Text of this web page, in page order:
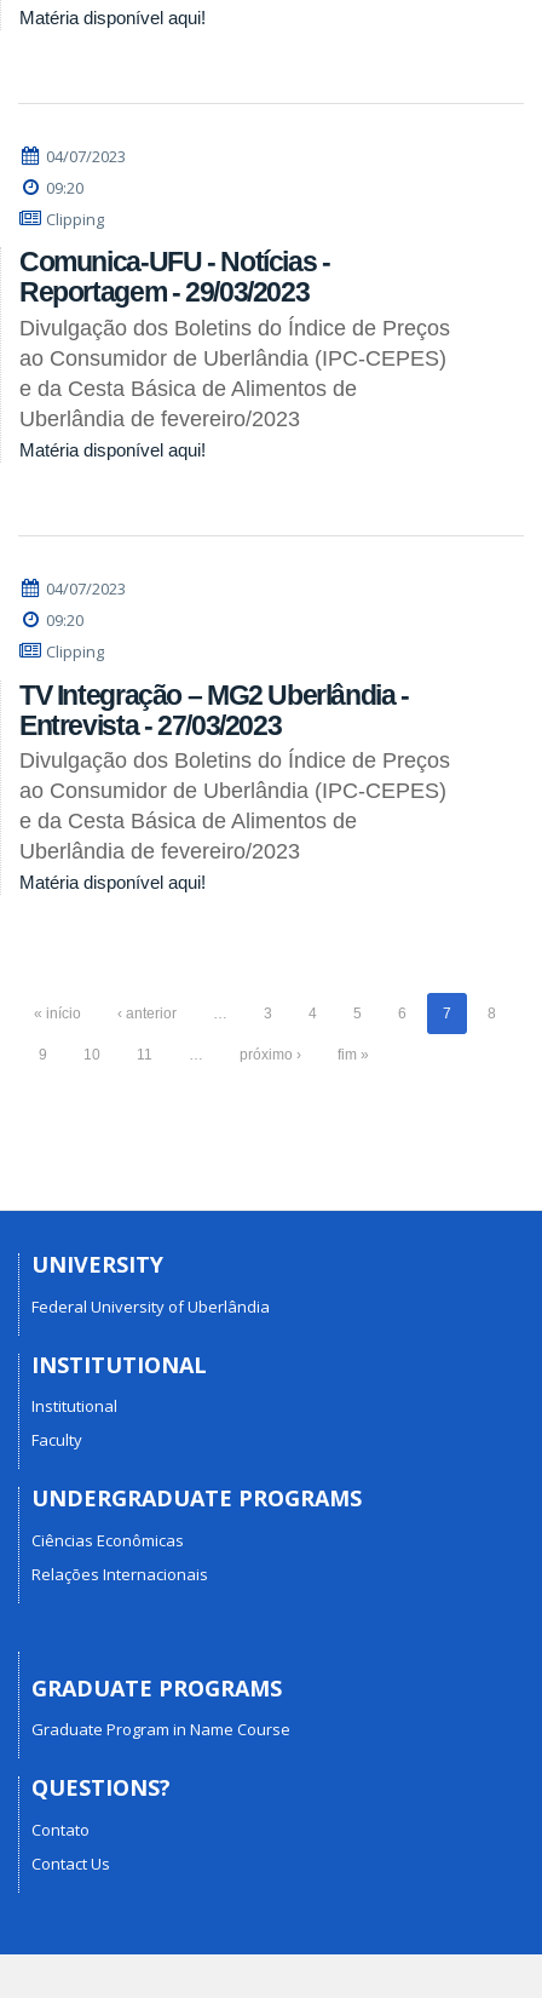
Matéria disponível aqui!
04/07/2023
09:20
Clipping
Comunica-UFU - Notícias -
Reportagem - 29/03/2023
Divulgação dos Boletins do Índice de Preços
ao Consumidor de Uberlândia (IPC-CEPES)
e da Cesta Básica de Alimentos de
Uberlândia de fevereiro/2023
Matéria disponível aqui!
04/07/2023
09:20
Clipping
TV Integração – MG2 Uberlândia -
Entrevista - 27/03/2023
Divulgação dos Boletins do Índice de Preços
ao Consumidor de Uberlândia (IPC-CEPES)
e da Cesta Básica de Alimentos de
Uberlândia de fevereiro/2023
Matéria disponível aqui!
« início ‹ anterior … 3 4 5 6 7 8
9 10 11 … próximo › fim »
UNIVERSITY
Federal University of Uberlândia
INSTITUTIONAL
Institutional
Faculty
UNDERGRADUATE PROGRAMS
Ciências Econômicas
Relações Internacionais
GRADUATE PROGRAMS
Graduate Program in Name Course
QUESTIONS?
Contato
Contact Us